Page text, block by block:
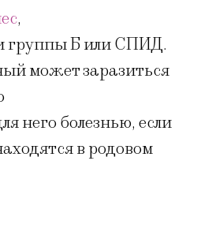
,
группы Б или СПИД.
может заразиться
него болезнью, если
в родовом